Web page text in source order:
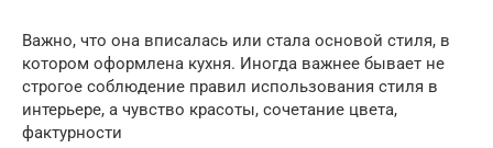
Важно, что она вписалась или стала основой стиля, в
котором оформлена кухня. Иногда важнее бывает не
строгое соблюдение правил использования стиля в
интерьере, а чувство красоты, сочетание цвета,
фактурности